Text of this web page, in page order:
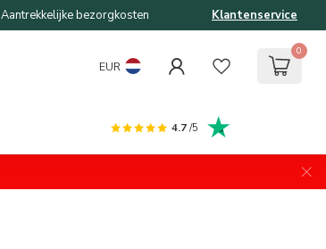
Aantrekkelijke bezorgkosten Klantenservice
EUR
0
4.7/5